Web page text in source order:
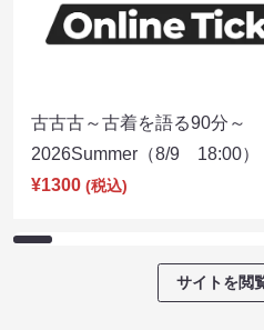
古古古～古着を語る90分～
2026Summer（8/9 18:00）
¥1300 (税込)
サイトを閲